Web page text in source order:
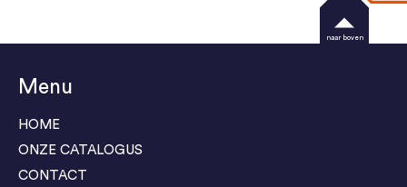
Menu
HOME
ONZE CATALOGUS
CONTACT
naar boven